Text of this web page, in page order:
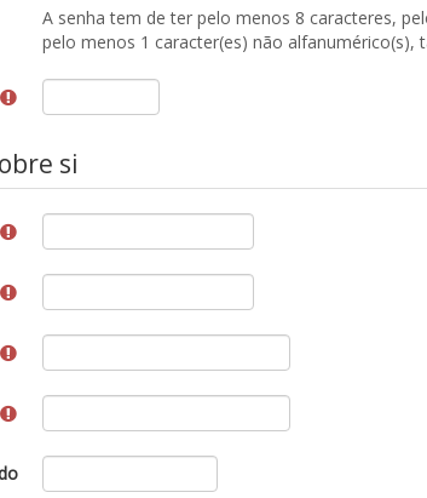
A senha tem de ter pelo menos 8 caracteres,
pelo menos 1 caracter(es) não alfanumérico(s),
si